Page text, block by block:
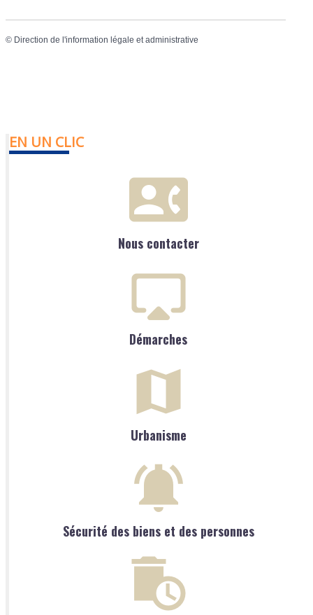
© Direction de l'information légale et administrative
EN UN CLIC
Nous contacter
Démarches
Urbanisme
Sécurité des biens et des personnes